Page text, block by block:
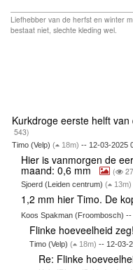
Liefhebber van de herfst en winter
bestaat niet, slechte kleding wel.
Kurkdroge eerste helft
543)
Timo (Velp) ( 18m) -- 12-03-2025
Hier is vanmorgen de
maand: 0,6 mm (
Sjoerd (Leiden centrum) ( 13m)
1,2 mm hier Timo. De
Koos Spakman (Froombosch)
Flinke hoeveelheid
Timo (Velp)( 18m) -- 12-03-
Re: Flinke